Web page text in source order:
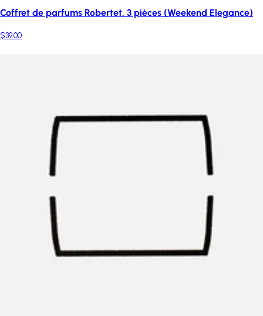
Coffret de parfums Robertet, 3 pièces (Weekend Elegance)
$39.00